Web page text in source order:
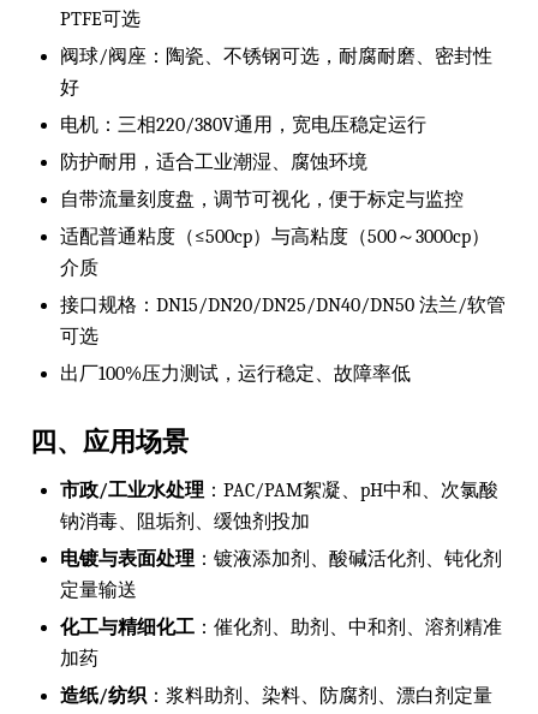
PTFE可选
阀球/阀座：陶瓷、不锈钢可选，耐腐耐磨、密封性
好
电机：三相220/380V通用，宽电压稳定运行
防护耐用，适合工业潮湿、腐蚀环境
自带流量刻度盘，调节可视化，便于标定与监控
适配普通粘度（≤500cp）与高粘度（500～3000cp）
介质
接口规格：DN15/DN20/DN25/DN40/DN50 法兰/软管
可选
出厂100%压力测试，运行稳定、故障率低
四、应用场景
市政/工业水处理 ：PAC/PAM絮凝、pH中和、次氯酸
钠消毒、阻垢剂、缓蚀剂投加
电镀与表面处理 ：镀液添加剂、酸碱活化剂、钝化剂
定量输送
化工与精细化工 ：催化剂、助剂、中和剂、溶剂精准
加药
造纸/纺织 ：浆料助剂、染料、防腐剂、漂白剂定量